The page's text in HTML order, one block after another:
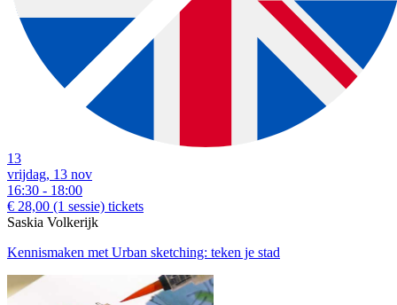
13
vrijdag, 13 nov
16:30 - 18:00
€ 28,00 (1 sessie) tickets
Saskia Volkerijk
Kennismaken met Urban sketching: teken je stad